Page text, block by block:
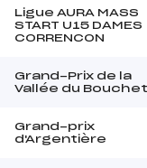
Ligue AURA MASS
START U15 DAMES
CORRENCON
Grand-Prix de la
Vallée du Bouchet
Grand-prix
d'Argentière